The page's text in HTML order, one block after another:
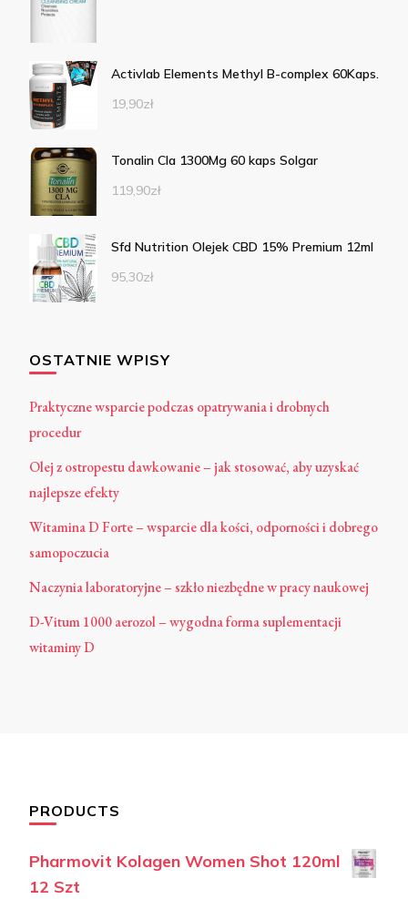
Activlab Elements Methyl B-complex 60Kaps.
19,90zł
Tonalin Cla 1300Mg 60 kaps Solgar
119,90zł
Sfd Nutrition Olejek CBD 15% Premium 12ml
95,30zł
OSTATNIE WPISY
Praktyczne wsparcie podczas opatrywania i drobnych
procedur
Olej z ostropestu dawkowanie – jak stosować, aby uzyskać
najlepsze efekty
Witamina D Forte – wsparcie dla kości, odporności i dobrego
samopoczucia
Naczynia laboratoryjne – szkło niezbędne w pracy naukowej
D-Vitum 1000 aerozol – wygodna forma suplementacji
witaminy D
PRODUCTS
Pharmovit Kolagen Women Shot 120ml
12 Szt